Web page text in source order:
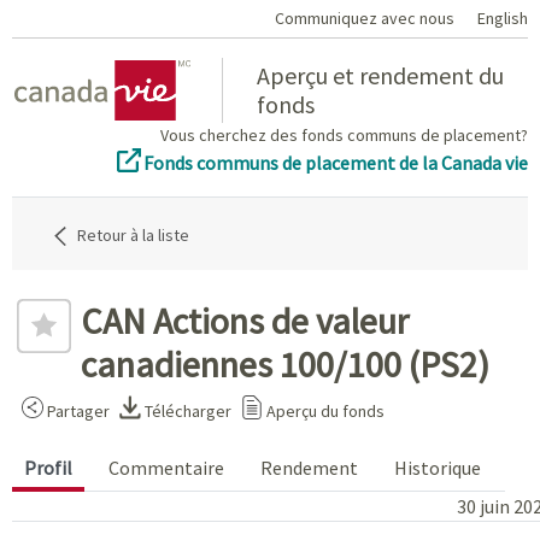
Communiquez avec nous English
Aperçu et rendement du
fonds
Vous cherchez des fonds communs de placement?
Fonds communs de placement de la Canada vie
Retour à la liste
CAN Actions de valeur
canadiennes 100/100 (PS2)
Partager Télécharger Aperçu du fonds
Profil Commentaire Rendement
Historique
30 juin